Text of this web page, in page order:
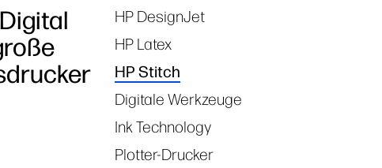
Tags
HP DesignJet
HP Latex
HP Stitch
Digitale Werkzeuge
Ink Technology
Plotter-Drucker